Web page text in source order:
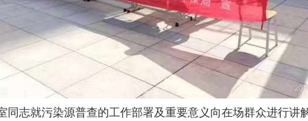
同志就污染源普查的工作部署及重要意义向在场群众进行讲